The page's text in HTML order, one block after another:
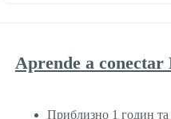
Aprende a
Приблизно 1 годин